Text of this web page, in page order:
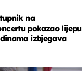
na
pokazao lijepu
izbjegava